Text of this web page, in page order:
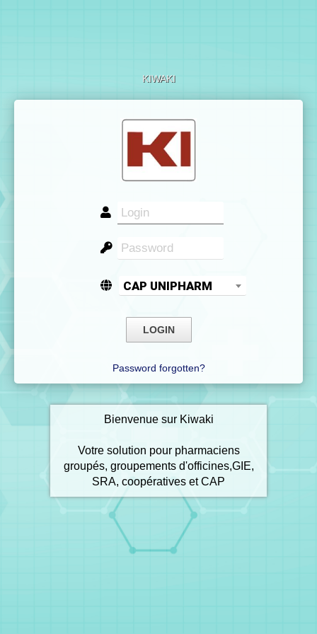
KIWAKI
CAP UNIPHARM
Password forgotten?
Bienvenue sur Kiwaki
Votre solution pour pharmaciens
groupés, groupements d'officines,GIE,
SRA, coopératives et CAP